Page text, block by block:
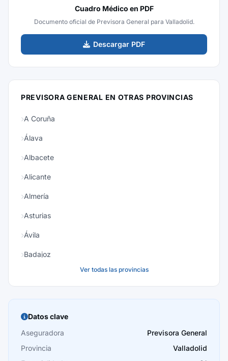
Cuadro Médico en PDF
Documento oficial de Previsora General para Valladolid.
Descargar PDF
PREVISORA GENERAL EN OTRAS PROVINCIAS
A Coruña
Álava
Albacete
Alicante
Almería
Asturias
Ávila
Badajoz
Burgos
Cáceres
Cádiz
Ver todas las provincias
Datos clave
Aseguradora
Previsora General
Provincia
Valladolid